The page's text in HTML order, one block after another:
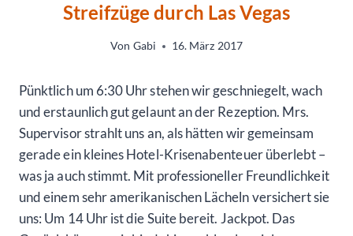
Streifzüge durch Las Vegas
Von Gabi 16. März 2017
Pünktlich um 6:30 Uhr stehen wir geschniegelt, wach
und erstaunlich gut gelaunt an der Rezeption. Mrs.
Supervisor strahlt uns an, als hätten wir gemeinsam
gerade ein kleines Hotel-Krisenabenteuer überlebt –
was ja auch stimmt. Mit professioneller Freundlichkeit
und einem sehr amerikanischen Lächeln versichert sie
uns: Um 14 Uhr ist die Suite bereit. Jackpot. Das